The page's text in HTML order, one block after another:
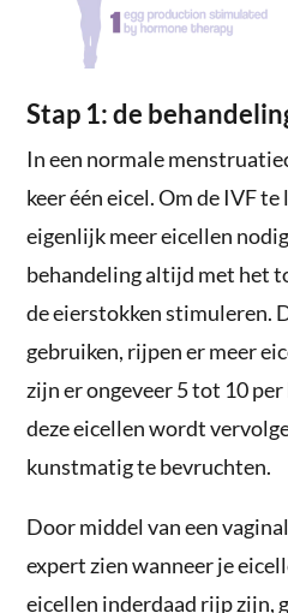
Stap 1: de
In een normale
keer één eicel. Om de IVF
eigenlijk meer eicellen
behandeling altijd met het
de eierstokken stimuleren.
gebruiken, rijpen er meer
zijn er ongeveer 5 tot 10
deze eicellen wordt
kunstmatig te bevruchten.
Door middel van een
expert zien wanneer je
eicellen inderdaad rijp zijn,